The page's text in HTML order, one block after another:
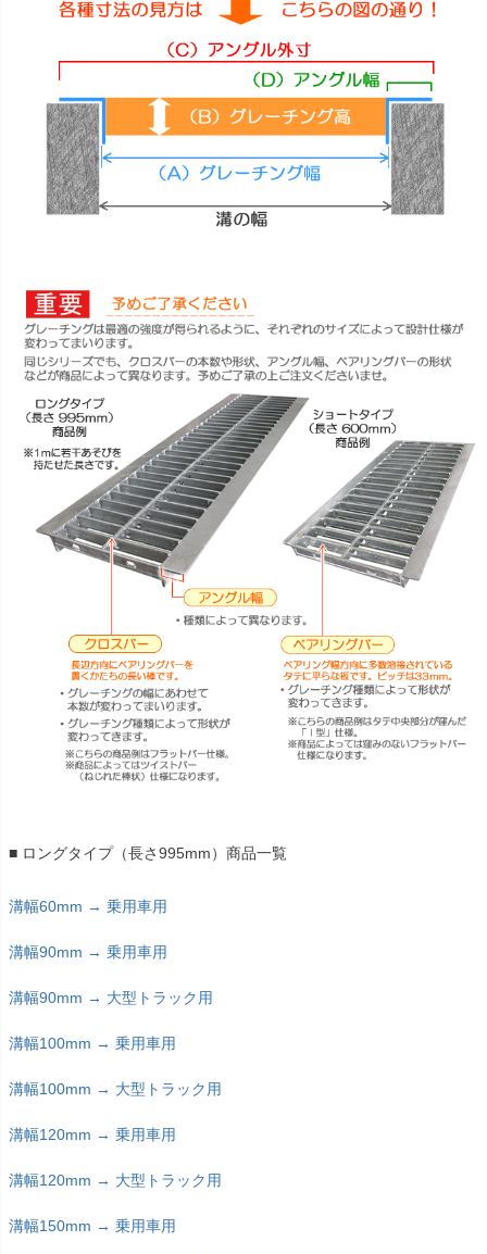
■ ロングタイプ（長さ995mm）商品一覧
溝幅60mm → 乗用車用
溝幅90mm → 乗用車用
溝幅90mm → 大型トラック用
溝幅100mm → 乗用車用
溝幅100mm → 大型トラック用
溝幅120mm → 乗用車用
溝幅120mm → 大型トラック用
溝幅150mm → 乗用車用